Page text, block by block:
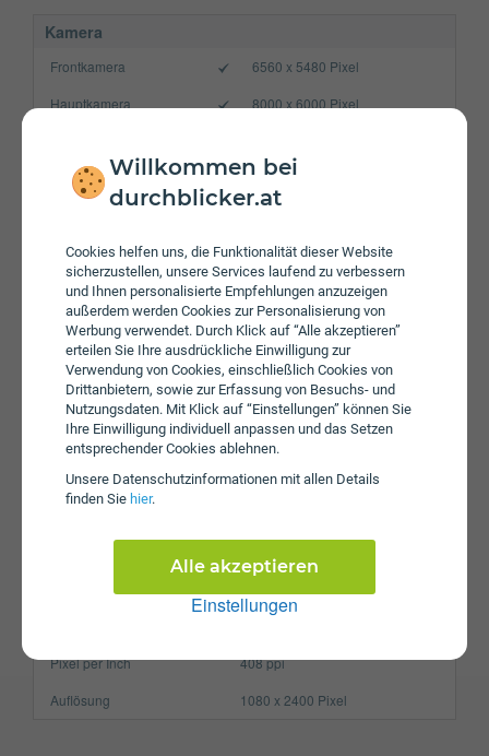
Willkommen bei
durchblicker.at
Cookies helfen uns, die Funktionalität dieser Website
sicherzustellen, unsere Services laufend zu verbessern
und Ihnen personalisierte Empfehlungen anzuzeigen
außerdem werden Cookies zur Personalisierung von
Werbung verwendet. Durch Klick auf “Alle akzeptieren”
erteilen Sie Ihre ausdrückliche Einwilligung zur
Verwendung von Cookies, einschließlich Cookies von
Drittanbietern, sowie zur Erfassung von Besuchs- und
Nutzungsdaten. Mit Klick auf “Einstellungen” können Sie
Ihre Einwilligung individuell anpassen und das Setzen
entsprechender Cookies ablehnen.
Unsere Daten­schutz­informationen mit allen Details
finden Sie hier.
Einstellungen
Alle akzeptieren
Kamera
Frontkamera
6560 x 5480 Pixel
Hauptkamera
8000 x 6000 Pixel
Bluetooth
5.1
WLAN
802.11 a/b/g/n/ac
Gerät
Akku
4115 mAh
Speicherkarte
Betriebssystem
Android 10.0
Prozessor
Octa-Core
Arbeitsspeicher
8 GB
Größe (H x B x T)
158.3 x 73.3 x 8.2 mm
Pixel per Inch
408 ppi
Auflösung
1080 x 2400 Pixel